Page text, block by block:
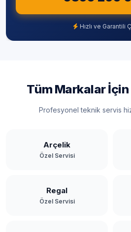
Hızlı ve Garantili
Tüm Markalar İçin
Profesyonel teknik servis
Arçelik
Özel Servisi
Regal
Özel Servisi